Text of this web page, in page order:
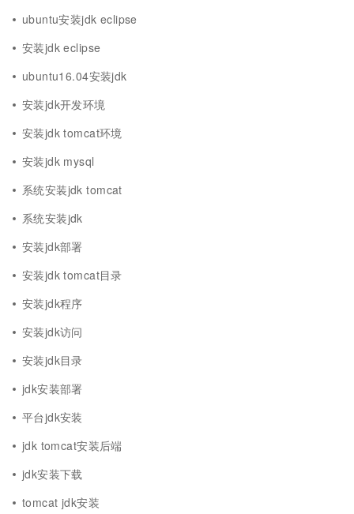
ubuntu安装jdk eclipse
安装jdk eclipse
ubuntu16.04安装jdk
安装jdk开发环境
安装jdk tomcat环境
安装jdk mysql
系统安装jdk tomcat
系统安装jdk
安装jdk部署
安装jdk tomcat目录
安装jdk程序
安装jdk访问
安装jdk目录
jdk安装部署
平台jdk安装
jdk tomcat安装后端
jdk安装下载
tomcat jdk安装